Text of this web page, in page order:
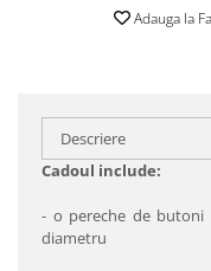
Adauga la
Descriere
Cadoul include:
- o pereche de butoni
diametru